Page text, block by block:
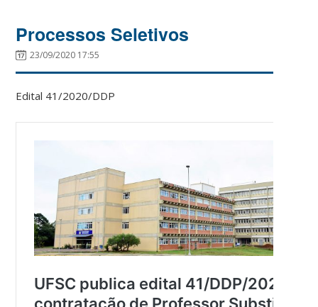
Processos Seletivos
23/09/2020 17:55
Edital 41/2020/DDP